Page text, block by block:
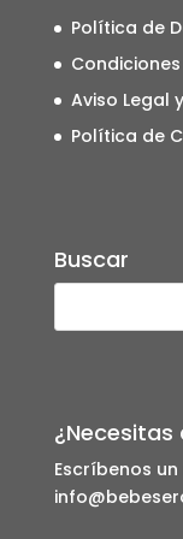
Política de
Aviso Legal
Política de
Buscar
¿Necesitas
Escríbenos